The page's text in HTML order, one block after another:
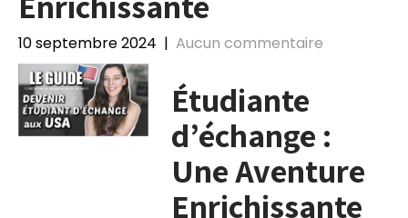
10 septembre 2024 | Aucun commentaire
Étudiante
d’échange :
Une Aventure
Enrichissante